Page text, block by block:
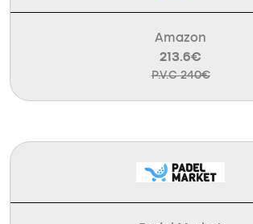
Amazon
213.6€
P.V.C 240€